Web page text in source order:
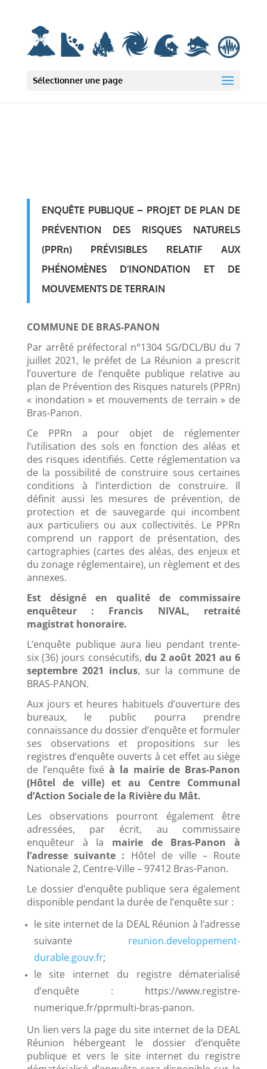
/var/www/html/wp-includes/functions.php on line 6131
Sélectionner une page
ENQUÊTE PUBLIQUE – PROJET DE PLAN DE
PRÉVENTION DES RISQUES NATURELS
(PPRn) PRÉVISIBLES RELATIF AUX
PHÉNOMÈNES D’INONDATION ET DE
MOUVEMENTS DE TERRAIN
COMMUNE DE BRAS-PANON
Par arrêté préfectoral n°1304 SG/DCL/BU du 7
juillet 2021, le préfet de La Réunion a prescrit
l’ouverture de l’enquête publique relative au
plan de Prévention des Risques naturels (PPRn)
« inondation » et mouvements de terrain » de
Bras-Panon.
Ce PPRn a pour objet de réglementer
l’utilisation des sols en fonction des aléas et
des risques identifiés. Cette réglementation va
de la possibilité de construire sous certaines
conditions à l’interdiction de construire. Il
définit aussi les mesures de prévention, de
protection et de sauvegarde qui incombent
aux particuliers ou aux collectivités. Le PPRn
comprend un rapport de présentation, des
cartographies (cartes des aléas, des enjeux et
du zonage réglementaire), un règlement et des
annexes.
Est désigné en qualité de commissaire
enquêteur : Francis NIVAL, retraité
magistrat honoraire.
L’enquête publique aura lieu pendant trente-
six (36) jours consécutifs, du 2 août 2021 au 6
septembre 2021 inclus, sur la commune de
BRAS-PANON.
Aux jours et heures habituels d’ouverture des
bureaux, le public pourra prendre
connaissance du dossier d’enquête et formuler
ses observations et propositions sur les
registres d’enquête ouverts à cet effet au siège
de l’enquête fixéà la mairie de Bras-Panon
(Hôtel de ville) et au Centre Communal
d’Action Sociale de la Rivière du Mât.
Les observations pourront également être
adressées, par écrit, au commissaire
enquêteur à la mairie de Bras-Panon à
l’adresse suivante : Hôtel de ville – Route
Nationale 2, Centre-Ville – 97412 Bras-Panon.
Le dossier d’enquête publique sera également
disponible pendant la durée de l’enquête sur :
le site internet de la DEAL Réunion à l’adresse
suivante reunion.developpement-
durable.gouv.fr;
le site internet du registre dématerialisé
d’enquête : https://www.registre-
numerique.fr/pprmulti-bras-panon.
Un lien vers la page du site internet de la DEAL
Réunion hébergeant le dossier d’enquête
publique et vers le site internet du registre